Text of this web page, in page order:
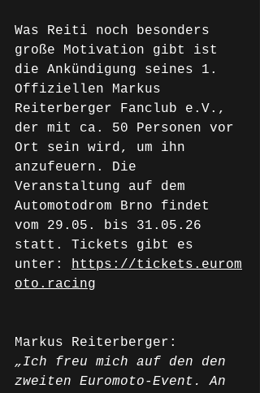
Was Reiti noch besonders
große Motivation gibt ist
die Ankündigung seines 1.
Offiziellen Markus
Reiterberger Fanclub e.V.,
der mit ca. 50 Personen vor
Ort sein wird, um ihn
anzufeuern. Die
Veranstaltung auf dem
Automotodrom Brno findet
vom 29.05. bis 31.05.26
statt. Tickets gibt es
unter: https://tickets.eurom
oto.racing
Markus Reiterberger:
„Ich freu mich auf den den
zweiten Euromoto-Event. An